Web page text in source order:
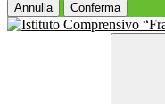
Annulla Conferma